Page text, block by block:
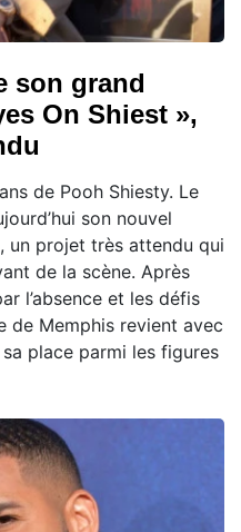
son grand
On Shiest »,
de Pooh Shiesty. Le
son nouvel
un projet très attendu qui
de la scène. Après
l’absence et les défis
de Memphis revient avec
place parmi les figures